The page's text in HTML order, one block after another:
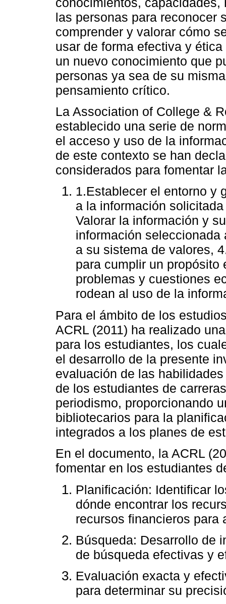
las personas para reconocer
comprender y valorar cómo
usar de forma efectiva y
un nuevo conocimiento que
personas ya sea de su
pensamiento crítico.
La Association of College &
establecido una serie de
el acceso y uso de la
de este contexto se han
considerados para fomentar
1.Establecer el entorno y
a la información
Valorar la información y
información
a su sistema de valores,
para cumplir un
problemas y cuestiones
rodean al uso de la
Para el ámbito de los
ACRL (2011) ha realizado
para los estudiantes, los
el desarrollo de la presente
evaluación de las
de los estudiantes de
periodismo, proporcionando
bibliotecarios para la
integrados a los planes de
En el documento, la ACRL
fomentar en los estudiantes
Planificación: Identificar
dónde encontrar los
recursos financieros para
Búsqueda: Desarrollo de
de búsqueda efectivas y
Evaluación exacta y
para determinar su